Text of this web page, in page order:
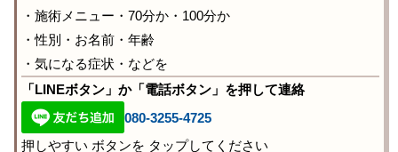
・施術メニュー・70分か・100分か
・性別・お名前・年齢
・気になる症状・などを
「LINEボタン」か「電話ボタン」を押して連絡
080-3255-4725
押しやすい ボタンを タップしてください